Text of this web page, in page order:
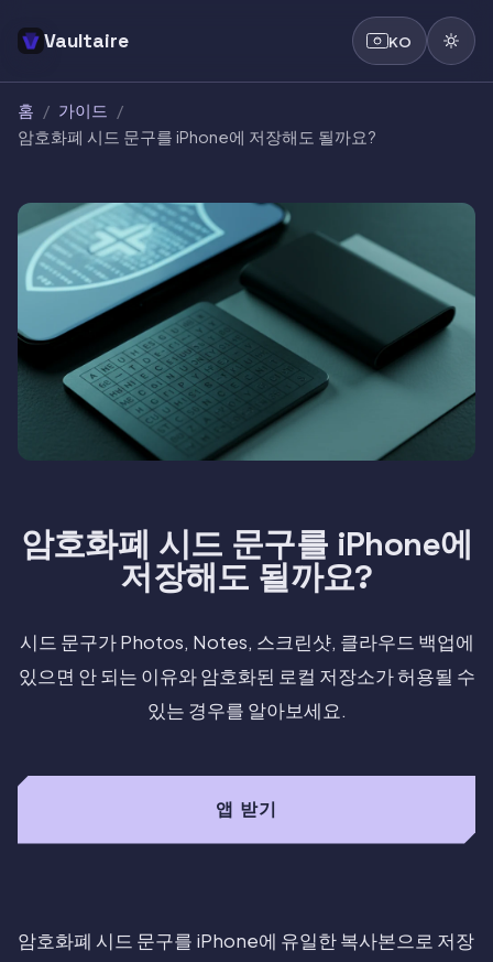
Vaultaire KO
홈 / 가이드
/
암호화폐 시드 문구를 iPhone에 저장해도 될까요?
암호화폐 시드 문구를 iPhone에
저장해도 될까요?
시드 문구가 Photos, Notes, 스크린샷, 클라우드 백업에
있으면 안 되는 이유와 암호화된 로컬 저장소가 허용될 수
있는 경우를 알아보세요.
앱 받기
암호화폐 시드 문구를 iPhone에 유일한 복사본으로 저장